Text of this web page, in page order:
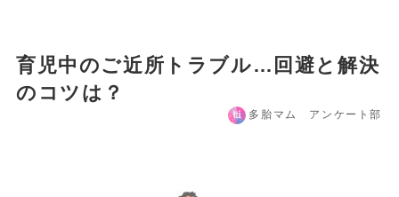
育児中のご近所トラブル…回避と解決
のコツは？
多胎マム アンケート部